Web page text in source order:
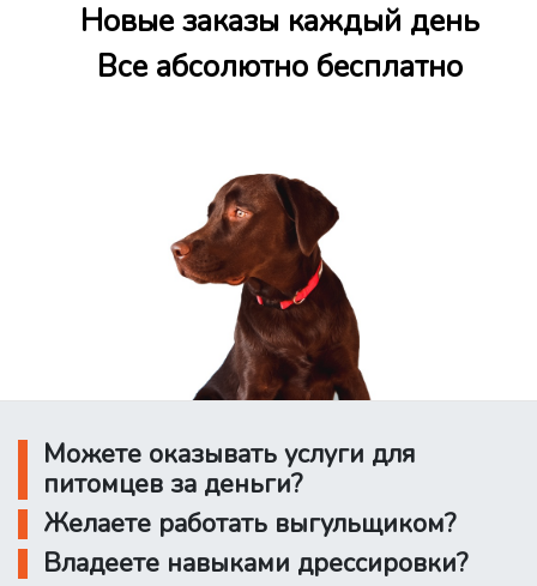
Новые заказы каждый день
Все абсолютно бесплатно
Можете оказывать услуги для
питомцев за деньги?
Желаете работать выгульщиком?
Владеете навыками дрессировки?